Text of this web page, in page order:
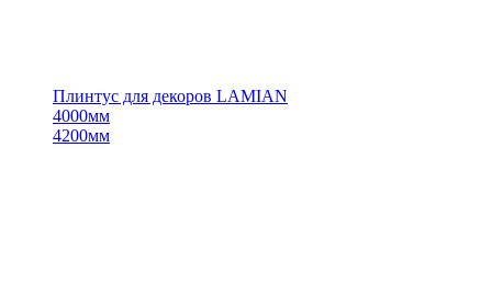
Плинтус для декоров LAMIAN
4000мм
4200мм